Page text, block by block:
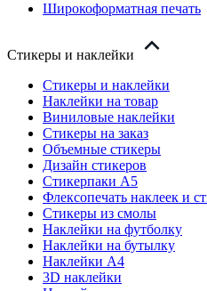
Широкоформатная печать
Стикеры и наклейки
Стикеры и наклейки
Наклейки на товар
Виниловые наклейки
Стикеры на заказ
Объемные стикеры
Дизайн стикеров
Стикерпаки А5
Флексопечать наклеек и
Стикеры из смолы
Наклейки на футболку
Наклейки на бутылку
Наклейки А4
3D наклейки